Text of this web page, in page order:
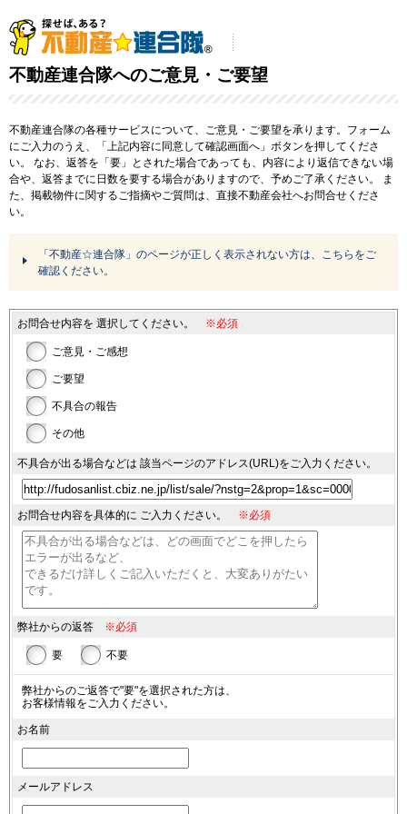
不動産連合隊へのご意見・ご要望
不動産連合隊の各種サービスについて、ご意見・ご要望を承ります。フォーム
にご入力のうえ、「上記内容に同意して確認画面へ」ボタンを押してくださ
い。
なお、返答を「要」とされた場合であっても、内容により返信できない場
合や、返答までに日数を要する場合がありますので、予めご了承ください。
ま
た、掲載物件に関するご指摘やご質問は、直接不動産会社へお問合せくださ
い。
「不動産☆連合隊」のページが正しく表示されない方は、こちらをご
確認ください。
お問合せ内容を 選択してください。 ※必須
ご意見・ご感想
ご要望
不具合の報告
その他
不具合が出る場合などは 該当ページのアドレス(URL)をご入力ください。
お問合せ内容を具体的に ご入力ください。 ※必須
弊社からの返答 ※必須
要 不要
弊社からのご返答で"要"を選択された方は、
お客様情報をご入力ください。
お名前
メールアドレス